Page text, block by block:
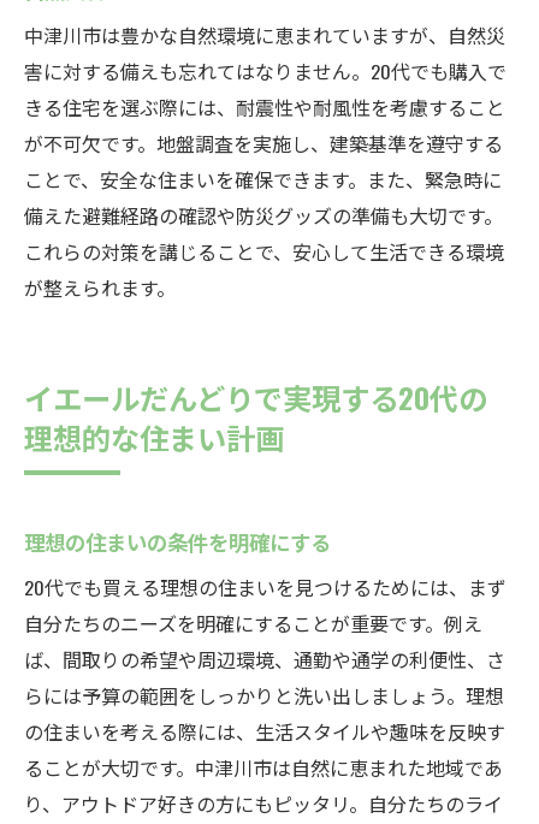
中津川市は豊かな自然環境に恵まれていますが、自然災
害に対する備えも忘れてはなりません。20代でも購入で
きる住宅を選ぶ際には、耐震性や耐風性を考慮すること
が不可欠です。地盤調査を実施し、建築基準を遵守する
ことで、安全な住まいを確保できます。また、緊急時に
備えた避難経路の確認や防災グッズの準備も大切です。
これらの対策を講じることで、安心して生活できる環境
が整えられます。
イエールだんどりで実現する20代の
理想的な住まい計画
理想の住まいの条件を明確にする
20代でも買える理想の住まいを見つけるためには、まず
自分たちのニーズを明確にすることが重要です。例え
ば、間取りの希望や周辺環境、通勤や通学の利便性、さ
らには予算の範囲をしっかりと洗い出しましょう。理想
の住まいを考える際には、生活スタイルや趣味を反映す
ることが大切です。中津川市は自然に恵まれた地域であ
り、アウトドア好きの方にもピッタリ。自分たちのライ